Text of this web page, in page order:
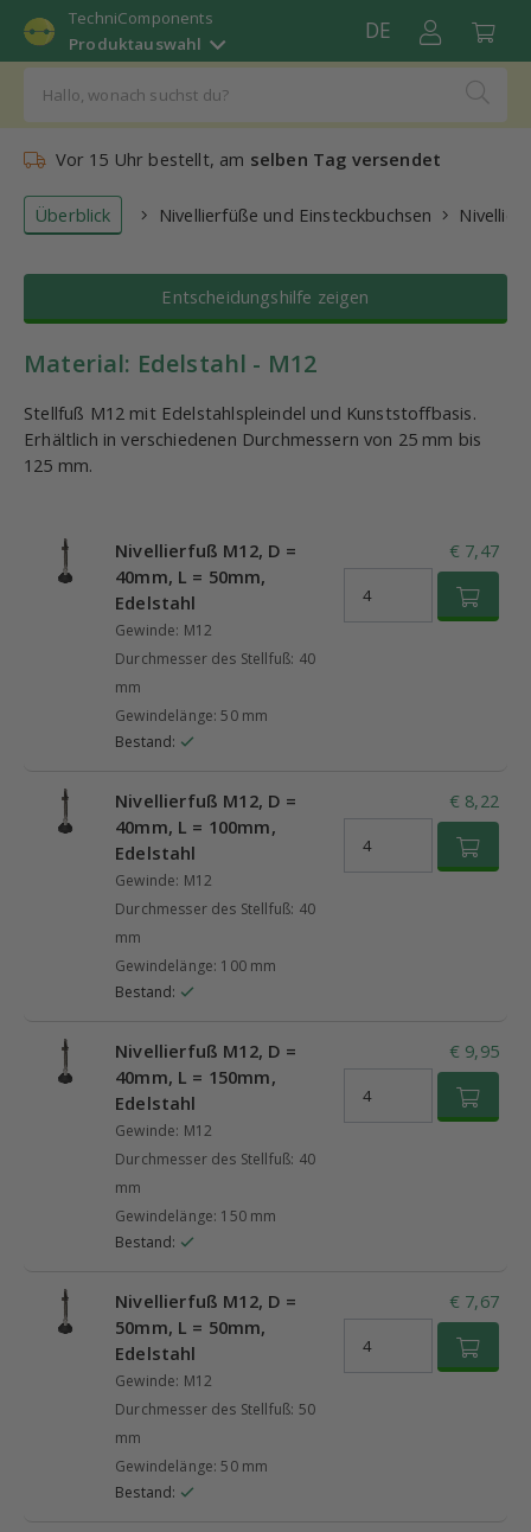
TechniComponents
Produktauswahl
DE
Vor 15 Uhr bestellt, am selben Tag versendet
Überblick Nivellierfüße und Einsteckbuchsen
Entscheidungshilfe zeigen
Material: Edelstahl - M12
Stellfuß M12 mit Edelstahlspleindel und Kunststoffbasis.
Erhältlich in verschiedenen Durchmessern von 25 mm bis
125 mm.
Nivellierfuß M12, D =
40mm, L = 50mm,
Edelstahl
Gewinde: M12
Durchmesser des Stellfuß: 40
mm
Gewindelänge: 50 mm
Bestand:
€ 7,47
Nivellierfuß M12, D =
40mm, L = 100mm,
Edelstahl
Gewinde: M12
Durchmesser des Stellfuß: 40
mm
Gewindelänge: 100 mm
Bestand:
€ 8,22
Nivellierfuß M12, D =
40mm, L = 150mm,
Edelstahl
Gewinde: M12
Durchmesser des Stellfuß: 40
mm
Gewindelänge: 150 mm
Bestand:
€ 9,95
Nivellierfuß M12, D =
50mm, L = 50mm,
Edelstahl
Gewinde: M12
Durchmesser des Stellfuß: 50
mm
Gewindelänge: 50 mm
Bestand:
€ 7,67